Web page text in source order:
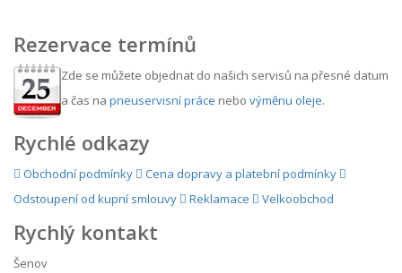
Rezervace termínů
Zde se můžete objednat do našich servisů na přesné datum
a čas na pneuservisní práce nebo výměnu oleje.
Rychlé odkazy
Obchodní podmínky
Cena dopravy a platební podmínky
Odstoupení od kupní smlouvy
Reklamace Velkoobchod
Rychlý kontakt
Šenov